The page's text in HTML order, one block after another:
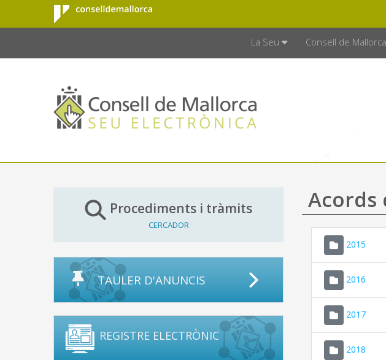
Salta al contingut principal
Consell de
Mallorca
La Seu Consell de Mallorca
Procediments i tràmits
CERCADOR
TAULER D'ANUNCIS
REGISTRE ELECTRÒNIC
Acords
2015
2016
2017
2018